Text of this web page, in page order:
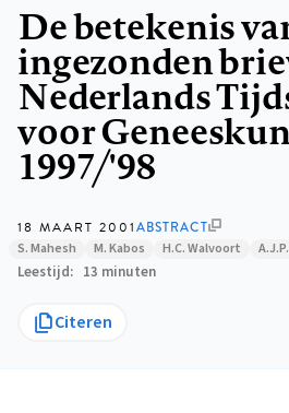
De betekenis
ingezonden
Nederlands
voor
1997/'98
18 MAART 2001ABSTRACT
S. Mahesh
M. Kabos H.C. Walvoort
Leestijd 13 minuten
Citeren